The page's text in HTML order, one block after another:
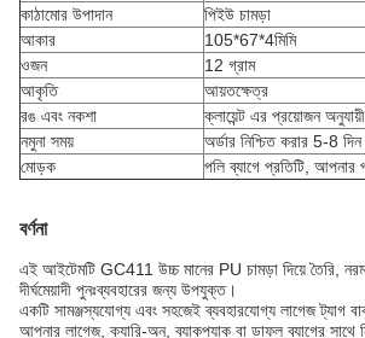
কাঠামোর উপাদান
পিইউ চামড়া
আকার
105*67*4মিমি
ওজন
12 গ্রাম
আকৃতি
আয়তক্ষেত্র
রঙ এবং নকশা
ক্লায়েন্ট এর প্রয়োজন অনুযায়ী
নমুনা সময়
অর্ডার নিশ্চিত করার 5-8
মোড়ক
পলি ব্যাগে প্রতিটি, আপনার
বর্ণনা
এই আইটেমটি GC411 উচ্চ মানের PU চামড়া দিয়ে তৈরি,
দীর্ঘমেয়াদী পুনঃব্যবহারের জন্য উপযুক্ত।
একটি সামঞ্জস্যযোগ্য এবং সহজেই ব্যবহারযোগ্য লাগেজ ট্যাগ
আপনার লাগেজ, ক্যারি-অন, ব্যাকপ্যাক বা ডাফল ব্যাগের সাথে